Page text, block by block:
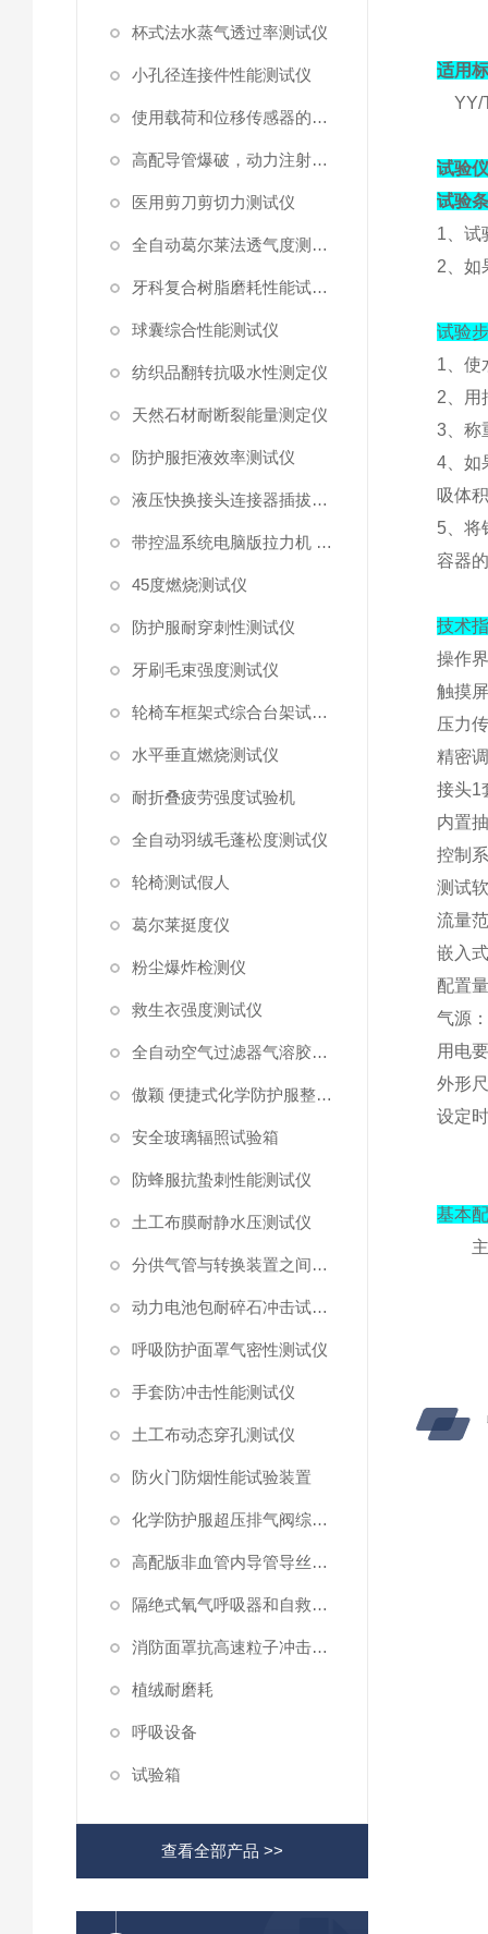
杯式法水蒸气透过率测试仪
小孔径连接件性能测试仪
使用载荷和位移传感器的塑料高速穿刺特性测试仪
高配导管爆破，动力注射中流量及压力测试仪
医用剪刀剪切力测试仪
全自动葛尔莱法透气度测试仪
牙科复合树脂磨耗性能试验仪
球囊综合性能测试仪
纺织品翻转抗吸水性测定仪
天然石材耐断裂能量测定仪
防护服拒液效率测试仪
液压快换接头连接器插拔泄漏测试仪
带控温系统电脑版拉力机 统电脑版拉力机
45度燃烧测试仪
防护服耐穿刺性测试仪
牙刷毛束强度测试仪
轮椅车框架式综合台架试验机
水平垂直燃烧测试仪
耐折叠疲劳强度试验机
全自动羽绒毛蓬松度测试仪
轮椅测试假人
葛尔莱挺度仪
粉尘爆炸检测仪
救生衣强度测试仪
全自动空气过滤器气溶胶细菌截留测试仪
傲颖 便捷式化学防护服整体气密性测试仪
安全玻璃辐照试验箱
防蜂服抗蛰刺性能测试仪
土工布膜耐静水压测试仪
分供气管与转换装置之间连接强度试验机
动力电池包耐碎石冲击试验机
呼吸防护面罩气密性测试仪
手套防冲击性能测试仪
土工布动态穿孔测试仪
防火门防烟性能试验装置
化学防护服超压排气阀综合性测试仪
高配版非血管内导管导丝滑动性能测试仪
隔绝式氧气呼吸器和自救器二氧化碳吸收率及水分含量测试仪
消防面罩抗高速粒子冲击试验机
植绒耐磨耗
呼吸设备
试验箱
查看全部产品 >>
适用
YY/
试验
试验
1 、试
2 、如
试验
1 、使
2
用
3 、称
4 、如
吸体
5 、将
容器
技术
操作
触摸
压力
精密
接头1
内置
控制
测试
流量
嵌入
配置
气源
用电
外形
设定
基本